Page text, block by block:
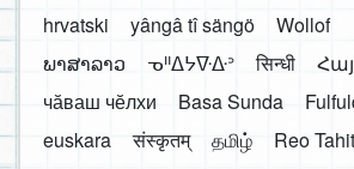
hrvatski
yângâ tî sängö Wollof
ພາສາລາວ
ᓀᐦᐃᔭᐍᐏᐣ सिन्धी
чӑваш чӗлхи
Basa Sunda
euskara
संस्कृतम् தமிழ் Reo